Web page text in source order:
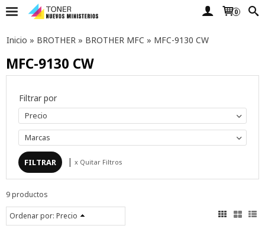
0
Inicio » BROTHER » BROTHER MFC » MFC-9130 CW
MFC-9130 CW
Filtrar por
Precio
Marcas
| x Quitar Filtros
9 productos
Ordenar por: Precio